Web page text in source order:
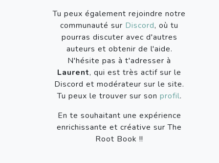
Tu peux également rejoindre notre
communauté sur Discord, où tu
pourras discuter avec d'autres
auteurs et obtenir de l'aide.
N'hésite pas à t'adresser à
Laurent, qui est très actif sur le
Discord et modérateur sur le site.
Tu peux le trouver sur son profil.
En te souhaitant une expérience
enrichissante et créative sur The
Root Book !!